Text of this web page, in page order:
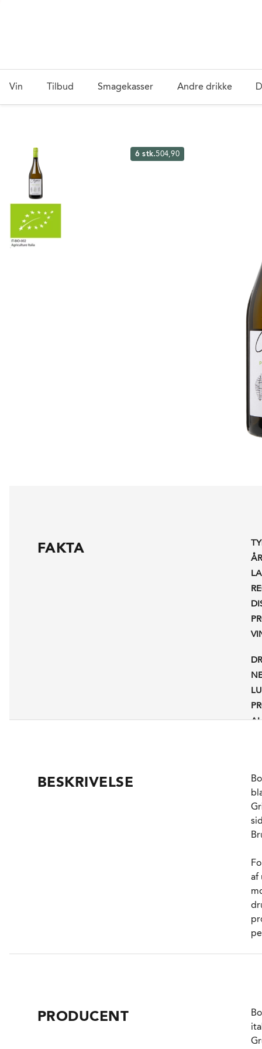
Vin Tilbud Smagekasser Andre drikke
6 stk.504,90
FAKTA
BESKRIVELSE
af
PRODUCENT